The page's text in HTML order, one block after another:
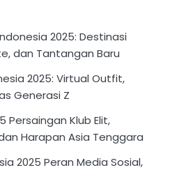
2025: Destinasi
dan Tantangan Baru
2025: Virtual Outfit,
Generasi Z
Persaingan Klub Elit,
Harapan Asia Tenggara
2025 Peran Media Sosial,